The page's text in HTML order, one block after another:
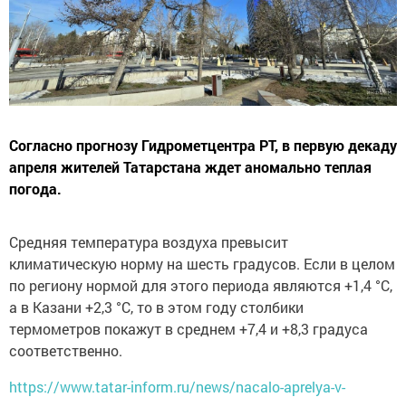
Согласно прогнозу Гидрометцентра РТ, в первую декаду
апреля жителей Татарстана ждет аномально теплая
погода.
Средняя температура воздуха превысит
климатическую норму на шесть градусов. Если в целом
по региону нормой для этого периода являются +1,4 °C,
а в Казани +2,3 °C, то в этом году столбики
термометров покажут в среднем +7,4 и +8,3 градуса
соответственно.
https://www.tatar-inform.ru/news/nacalo-aprelya-v-